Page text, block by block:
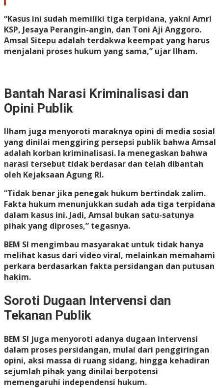
“Kasus ini sudah memiliki tiga terpidana, yakni Amri
KSP, Jesaya Perangin-angin, dan Toni Aji Anggoro.
Amsal Sitepu adalah terdakwa keempat yang harus
menjalani proses hukum yang sama,” ujar Ilham.
Bantah Narasi Kriminalisasi dan
Opini Publik
Ilham juga menyoroti maraknya opini di media sosial
yang dinilai menggiring persepsi publik bahwa Amsal
adalah korban kriminalisasi. Ia menegaskan bahwa
narasi tersebut tidak berdasar dan telah dibantah
oleh Kejaksaan Agung RI.
“Tidak benar jika penegak hukum bertindak zalim.
Fakta hukum menunjukkan sudah ada tiga terpidana
dalam kasus ini. Jadi, Amsal bukan satu-satunya
pihak yang diproses,” tegasnya.
BEM SI mengimbau masyarakat untuk tidak hanya
melihat kasus dari video viral, melainkan memahami
perkara berdasarkan fakta persidangan dan putusan
hakim.
Soroti Dugaan Intervensi dan
Tekanan Publik
BEM SI juga menyoroti adanya dugaan intervensi
dalam proses persidangan, mulai dari penggiringan
opini, aksi massa di ruang sidang, hingga kehadiran
sejumlah pihak yang dinilai berpotensi
memengaruhi independensi hukum.